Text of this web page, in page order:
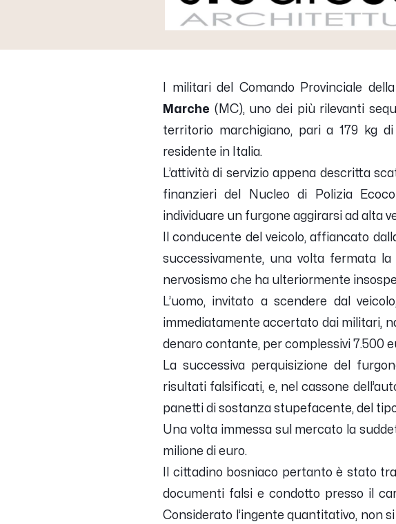
I militari del Comando Provinciale
Marche (MC), uno dei più rilevanti
territorio marchigiano, pari a 179 kg
residente in Italia.
L’attività di servizio appena descritta
finanzieri del Nucleo di Polizia
individuare un furgone aggirarsi ad alta
Il conducente del veicolo, affiancato
successivamente, una volta fermata
nervosismo che ha ulteriormente
L’uomo, invitato a scendere dal
immediatamente accertato dai militari,
denaro contante, per complessivi 7.500
La successiva perquisizione del
risultati falsificati, e, nel cassone
panetti di sostanza stupefacente, del
Una volta immessa sul mercato la
milione di euro.
Il cittadino bosniaco pertanto è stato
documenti falsi e condotto presso il
Considerato l’ingente quantitativo, non